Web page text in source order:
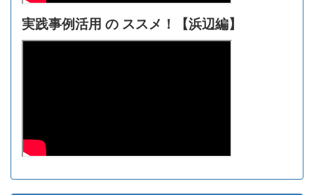
実践事例活用 の ススメ！【浜辺編】